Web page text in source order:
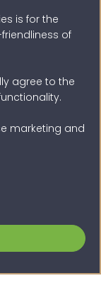
sicher &
is for the
of
agree to the
marketing and